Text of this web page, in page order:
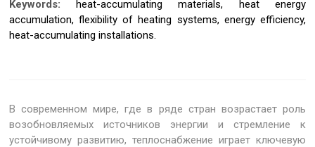
Keywords:heat-accumulating materials, heat energy
accumulation, flexibility of heating systems, energy efficiency,
heat-accumulating installations.
В современном мире, где в ряде стран возрастает роль
возобновляемых источников энергии и стремление к
устойчивому развитию, теплоснабжение играет ключевую